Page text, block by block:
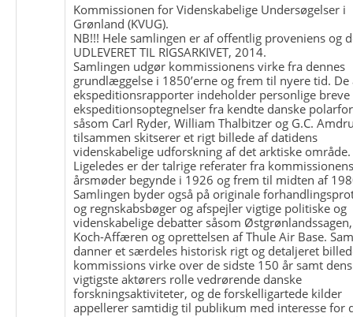
Kommissionen for Videnskabelige Undersøgelser i
Grønland (KVUG).
NB!!! Hele samlingen er af offentlig proveniens og
UDLEVERET TIL RIGSARKIVET, 2014.
Samlingen udgør kommissionens virke fra dennes
grundlæggelse i 1850’erne og frem til nyere tid.
ekspeditionsrapporter indeholder personlige breve
ekspeditionsoptegnelser fra kendte danske
såsom Carl Ryder, William Thalbitzer og G.C.
tilsammen skitserer et rigt billede af datidens
videnskabelige udforskning af det arktiske område.
Ligeledes er der talrige referater fra
årsmøder begynde i 1926 og frem til midten af
Samlingen byder også på originale
og regnskabsbøger og afspejler vigtige politiske og
videnskabelige debatter såsom
Koch-Affæren og oprettelsen af Thule Air Base.
danner et særdeles historisk rigt og detaljeret
kommissions virke over de sidste 150 år samt dens
vigtigste aktørers rolle vedrørende danske
forskningsaktiviteter, og de forskelligartede kilder
appellerer samtidig til publikum med interesse for